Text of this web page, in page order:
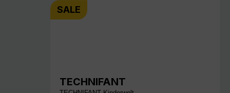
SALE
TECHNIFANT